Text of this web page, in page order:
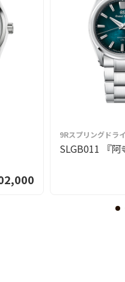
9Rスプリングドラ
SLGB011 『阿